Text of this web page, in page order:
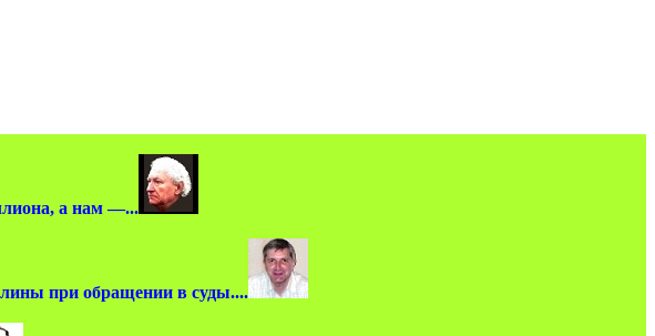
а нам —...
при обращении в суды....